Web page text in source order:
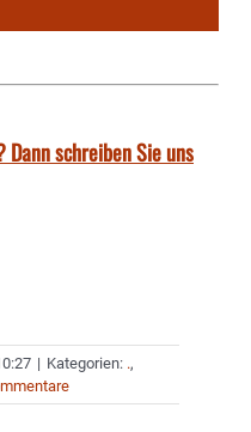
schreiben Sie uns
| Kategorien: .,